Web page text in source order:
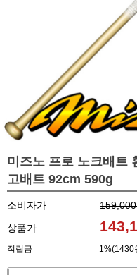
미즈노 프로 노크배트
고배트 92cm 590g
소비자가
상품가
적립금 1%(1430